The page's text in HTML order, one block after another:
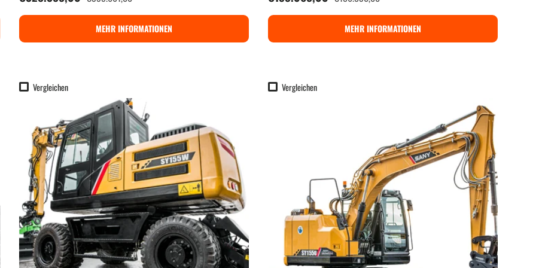
MEHR INFORMATIONEN MEHR INFORMATIONEN
Vergleichen Vergleichen